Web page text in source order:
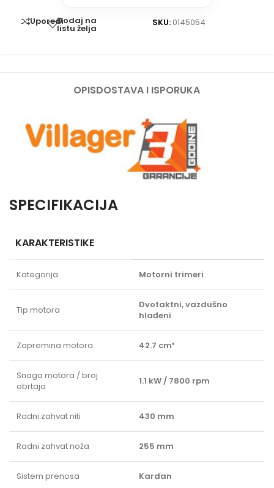
UporediDodaj na
listu želja
SKU: 0145054
OPISDOSTAVA I ISPORUKA
SPECIFIKACIJA
KARAKTERISTIKE
Kategorija Motorni trimeri
Tip motora
Dvotaktni, vazdušno
hlađeni
Zapremina motora 42.7 cm³
Snaga motora / broj
obrtaja
1.1 kW / 7800 rpm
Radni zahvat niti 430 mm
Radni zahvat noža 255 mm
Sistem prenosa Kardan